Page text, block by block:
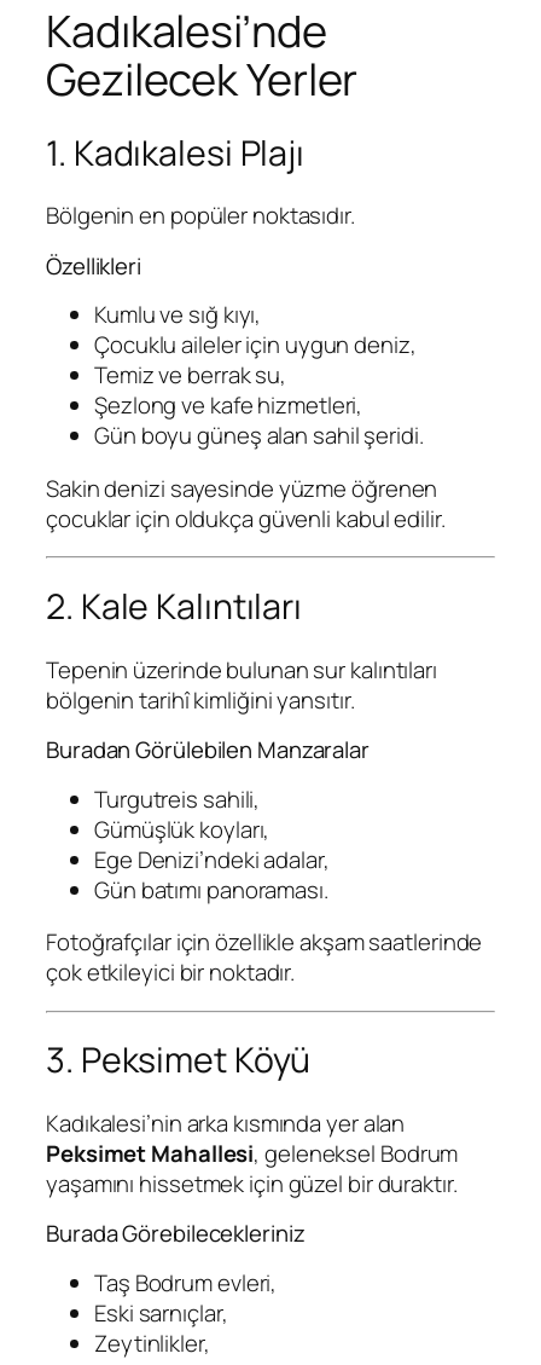
Kadıkalesi’nde
Gezilecek Yerler
1. Kadıkalesi Plajı
Bölgenin en popüler noktasıdır.
Özellikleri
Kumlu ve sığ kıyı,
Çocuklu aileler için uygun deniz,
Temiz ve berrak su,
Şezlong ve kafe hizmetleri,
Gün boyu güneş alan sahil şeridi.
Sakin denizi sayesinde yüzme öğrenen
çocuklar için oldukça güvenli kabul edilir.
2. Kale Kalıntıları
Tepenin üzerinde bulunan sur kalıntıları
bölgenin tarihî kimliğini yansıtır.
Buradan Görülebilen Manzaralar
Turgutreis sahili,
Gümüşlük koyları,
Ege Denizi’ndeki adalar,
Gün batımı panoraması.
Fotoğrafçılar için özellikle akşam saatlerinde
çok etkileyici bir noktadır.
3. Peksimet Köyü
Kadıkalesi’nin arka kısmında yer alan
Peksimet Mahallesi, geleneksel Bodrum
yaşamını hissetmek için güzel bir duraktır.
Burada Görebilecekleriniz
Taş Bodrum evleri,
Eski sarnıçlar,
Zeytinlikler,